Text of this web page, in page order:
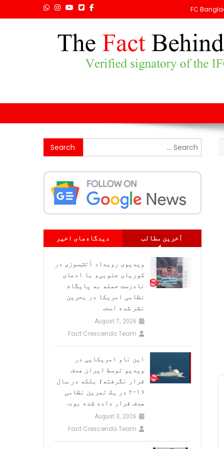
FC
Search
for:
آخرین مطالب دیدگاه‌های اخیر
ویدیوی رویداد آتش‌سوزی در
کوریای جنوبی، با ادعای
نادرست حمله به پایگاه
نظامی امریکا در بحرین
نشر شده است.
August 7, 2026
Fact Crescendo Team
این ناو امریکایی در
ویدیو توسط ایران هدف
قرار نگرفته؛ بلکه در سال
۲۰۱۶ در یک تمرین نظامی
هدف قرار داده شده بود.
August 3, 2026
Fact Crescendo Team